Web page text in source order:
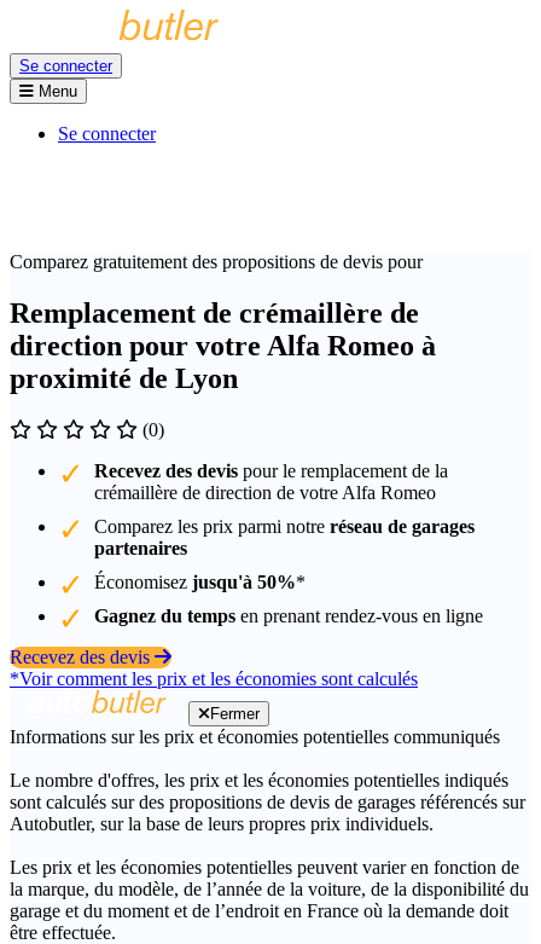
Se connecter
Menu
Se connecter
Comparez gratuitement des propositions de devis pour
Remplacement de crémaillère de
direction pour votre Alfa Romeo à
proximité de Lyon
(0)
Recevez des devis pour le remplacement de la
crémaillère de direction de votre Alfa Romeo
Comparez les prix parmi notre réseau de garages
partenaires
Économisez jusqu'à 50%*
Gagnez du temps en prenant rendez-vous en ligne
Recevez des devis
*Voir comment les prix et les économies sont calculés
Fermer
Informations sur les prix et économies potentielles communiqués
Le nombre d'offres, les prix et les économies potentielles indiqués
sont calculés sur des propositions de devis de garages référencés sur
Autobutler, sur la base de leurs propres prix individuels.
Les prix et les économies potentielles peuvent varier en fonction de
la marque, du modèle, de l’année de la voiture, de la disponibilité du
garage et du moment et de l’endroit en France où la demande doit
être effectuée.